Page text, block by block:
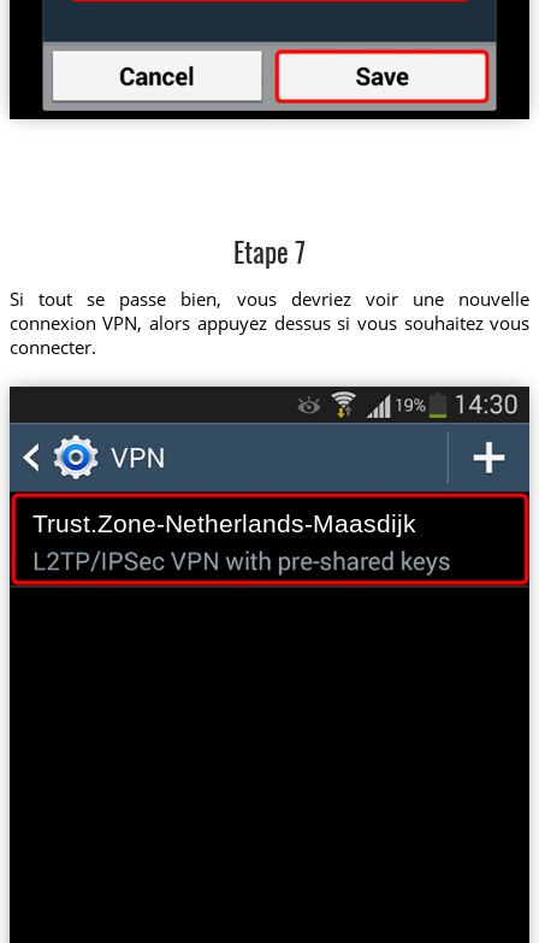
Etape 7
Si tout se passe bien, vous devriez voir une nouvelle
connexion VPN, alors appuyez dessus si vous souhaitez vous
connecter.
Trust.Zone-Netherlands-Maasdijk